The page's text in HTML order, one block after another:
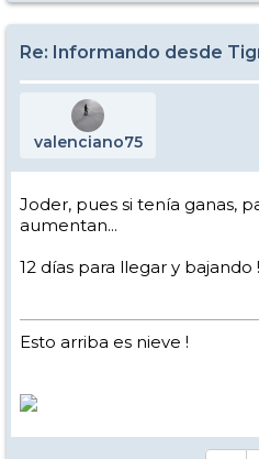
Re: Informando desde
valenciano75
Joder, pues si tenía ganas,
aumentan...
12 días para llegar y bajando
Esto arriba es nieve !